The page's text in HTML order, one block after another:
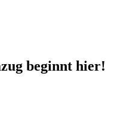
beginnt hier!